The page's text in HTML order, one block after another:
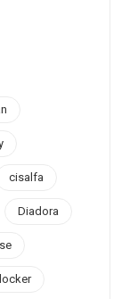
cisalfa
Diadora